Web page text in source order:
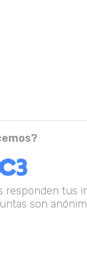
responden tus
son